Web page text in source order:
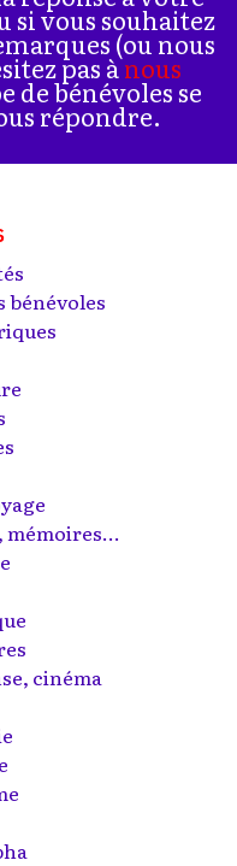
si vous souhaitez
(ou nous
pas ànous
de bénévoles se
répondre.
bénévoles
cinéma